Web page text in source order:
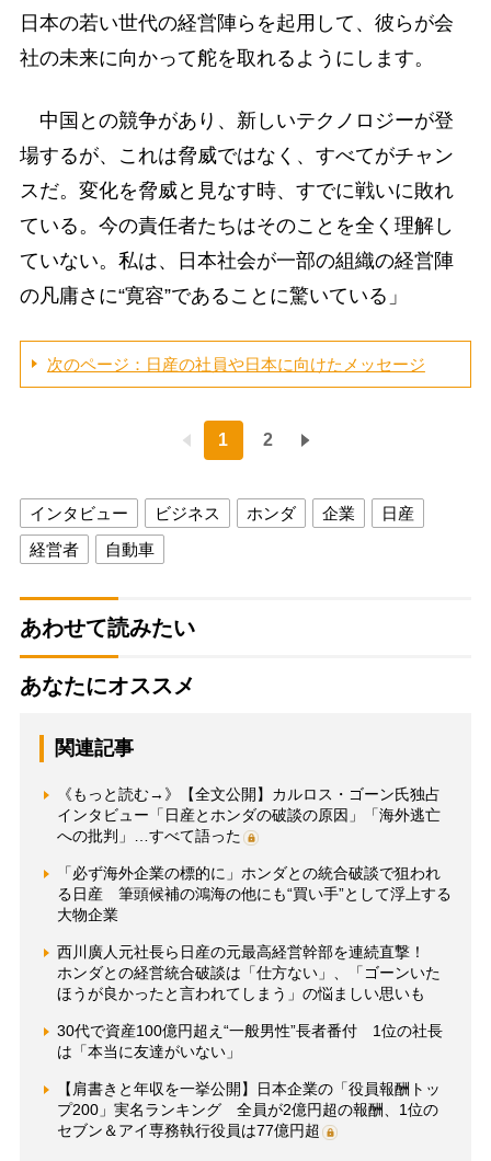
日本の若い世代の経営陣らを起用して、彼らが会
社の未来に向かって舵を取れるようにします。
中国との競争があり、新しいテクノロジーが登
場するが、これは脅威ではなく、すべてがチャン
スだ。変化を脅威と見なす時、すでに戦いに敗れ
ている。今の責任者たちはそのことを全く理解し
ていない。私は、日本社会が一部の組織の経営陣
の凡庸さに“寛容”であることに驚いている」
次のページ：日産の社員や日本に向けたメッセージ
1 2
インタビュー ビジネス ホンダ 企業
日産
経営者
自動車
あわせて読みたい
あなたにオススメ
関連記事
《もっと読む→》【全文公開】カルロス・ゴーン氏独占
インタビュー「日産とホンダの破談の原因」「海外逃亡
への批判」…すべて語った
「必ず海外企業の標的に」ホンダとの統合破談で狙われ
る日産 筆頭候補の鴻海の他にも“買い手”として浮上する
大物企業
西川廣人元社長ら日産の元最高経営幹部を連続直撃！
ホンダとの経営統合破談は「仕方ない」、「ゴーンいた
ほうが良かったと言われてしまう」の悩ましい思いも
30代で資産100億円超え“一般男性”長者番付 1位の社長
は「本当に友達がいない」
【肩書きと年収を一挙公開】日本企業の「役員報酬トッ
プ200」実名ランキング 全員が2億円超の報酬、1位の
セブン＆アイ専務執行役員は77億円超